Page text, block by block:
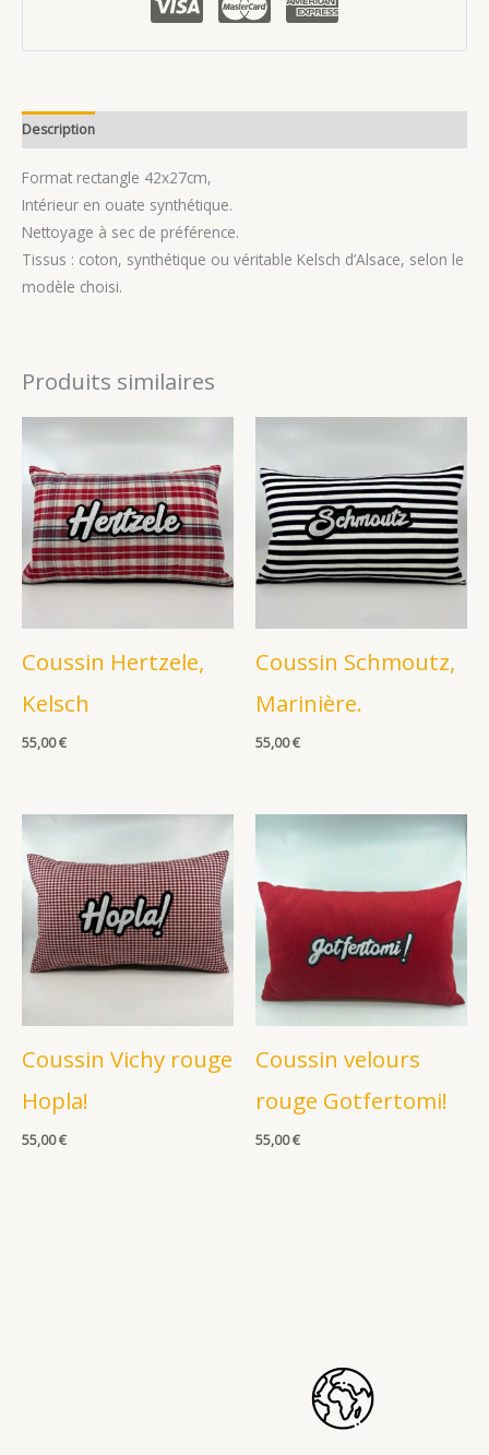
Description
Format rectangle 42x27cm,
Intérieur en ouate synthétique.
Nettoyage à sec de préférence.
Tissus : coton, synthétique ou véritable Kelsch d’Alsace, selon le
modèle choisi.
Produits similaires
Coussin Hertzele,
Kelsch
55,00€
Coussin Schmoutz,
Marinière.
55,00€
Coussin Vichy rouge
Hopla!
55,00€
Coussin velours
rouge Gotfertomi!
55,00€